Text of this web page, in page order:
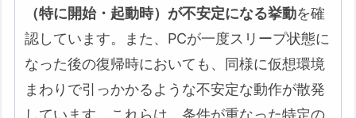
（特に開始・起動時）が不安定になる挙動を確
認しています。また、PCが一度スリープ状態に
なった後の復帰時においても、同様に仮想環境
まわりで引っかかるような不安定な動作が散発
しています。これらは、条件が重なった特定の